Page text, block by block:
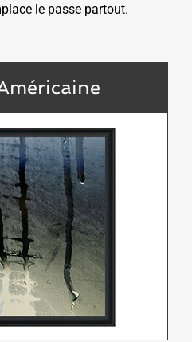
le passe partout.